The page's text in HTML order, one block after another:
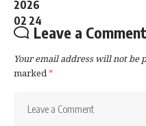
মোবাইল লুকিয়ে
কেউ জুতো বা
Leave a Comment
Your email address will not be
marked*